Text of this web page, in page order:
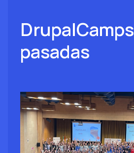
DrupalCamps
pasadas